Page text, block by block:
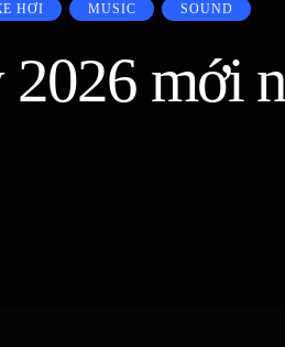
HƠI MUSIC SOUND
mới